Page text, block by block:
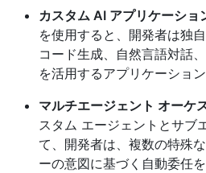
カスタム AI アプリケーショ
を使用すると、開発者は独
コード生成、自然言語対話
を活用するアプリケーショ
マルチエージェント オーケ
スタム エージェントとサブ
て、開発者は、複数の特殊
ーの意図に基づく自動委任